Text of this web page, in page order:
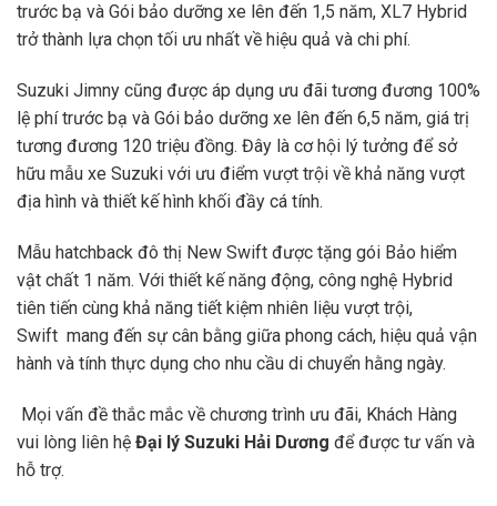
trước bạ và Gói bảo dưỡng xe lên đến 1,5 năm, XL7 Hybrid
trở thành lựa chọn tối ưu nhất về hiệu quả và chi phí.
Suzuki Jimny cũng được áp dụng ưu đãi tương đương 100%
lệ phí trước bạ và Gói bảo dưỡng xe lên đến 6,5 năm, giá trị
tương đương 120 triệu đồng. Đây là cơ hội lý tưởng để sở
hữu mẫu xe Suzuki với ưu điểm vượt trội về khả năng vượt
địa hình và thiết kế hình khối đầy cá tính.
Mẫu hatchback đô thị New Swift được tặng gói Bảo hiểm
vật chất 1 năm. Với thiết kế năng động, công nghệ Hybrid
tiên tiến cùng khả năng tiết kiệm nhiên liệu vượt trội,
Swift mang đến sự cân bằng giữa phong cách, hiệu quả vận
hành và tính thực dụng cho nhu cầu di chuyển hằng ngày.
Mọi vấn đề thắc mắc về chương trình ưu đãi, Khách Hàng
vui lòng liên hệ Đại lý Suzuki Hải Dương để được tư vấn và
hỗ trợ.